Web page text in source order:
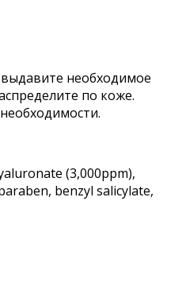
выдавите необходимое
по коже.
(3,000ppm),
benzyl salicylate,